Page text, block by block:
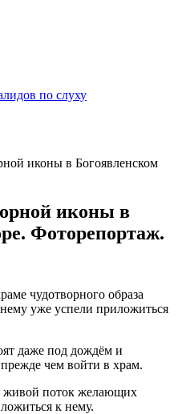
по слуху
иконы в Богоявленском
иконы в
Фоторепортаж.
чудотворного образа
уже успели приложиться
даже под дождём и
чем войти в храм.
живой поток желающих
к нему.